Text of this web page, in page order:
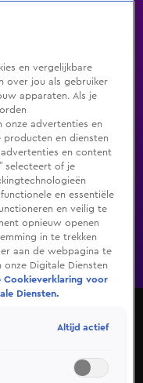
Genres
De Bondgenoten
'Die zijn
en vergelijkbare
over jou als gebruiker
apparaten. Als je
onze advertenties en
producten en diensten
en content
selecteert of je
en essentiële
en veilig te
opnieuw openen
in te trekken
aan de webpagina te
onze Digitale Diensten
Cookieverklaring voor
Diensten.
Altijd actief